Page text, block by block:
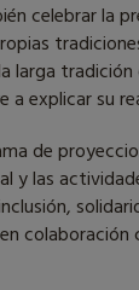
celebrar la
larga
a explicar su
de
y las